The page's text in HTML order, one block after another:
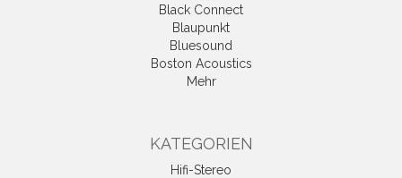
Black Connect
Blaupunkt
Bluesound
Boston Acoustics
Mehr
KATEGORIEN
Hifi-Stereo